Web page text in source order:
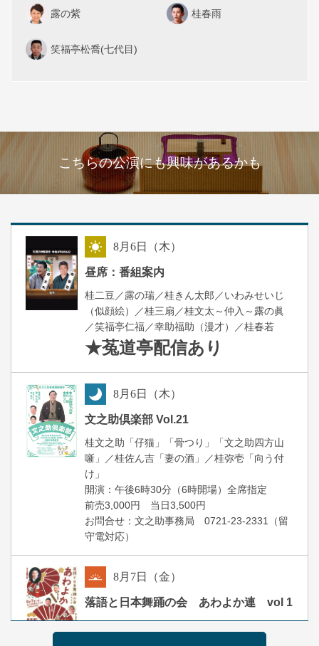
露の紫 桂春雨
笑福亭松喬(七代目)
こちらの公演にも興味があるかも
8月6日（木）
昼席：番組案内
桂二豆／露の瑞／桂きん太郎／いわみせいじ
（似顔絵）／桂三扇／桂文太～仲入～露の眞
／笑福亭仁福／幸助福助（漫才）／桂春若
★菟道亭配信あり
8月6日（木）
文之助倶楽部 Vol.21
桂文之助「仔猫」「骨つり」「文之助四方山
噺」／桂佐ん吉「妻の酒」／桂弥壱「向う付
け」
開演：午後6時30分（6時開場）全席指定
前売3,000円 当日3,500円
お問合せ：文之助事務局 0721-23-2331（留
守電対応）
8月 7日（金）
落語と日本舞踊の会 あわよか連 vol 1